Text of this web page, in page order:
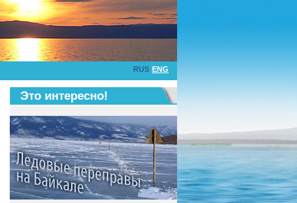
RUS ENG
Это интересно!